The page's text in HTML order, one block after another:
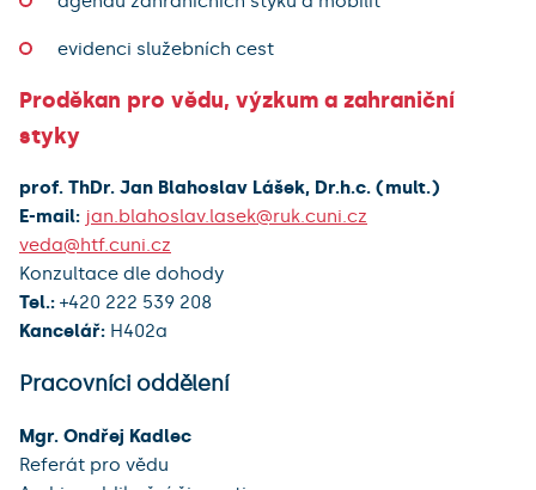
evidenci služebních cest
Proděkan pro vědu, výzkum a zahraniční
styky
prof. ThDr. Jan Blahoslav Lášek, Dr.h.c. (mult.)
E-mail: jan.blahoslav.lasek@ruk.cuni.cz
veda@htf.cuni.cz
Konzultace dle dohody
Tel.: +420 222 539 208
Kancelář: H402a
Pracovníci oddělení
Mgr. Ondřej Kadlec
Referát pro vědu